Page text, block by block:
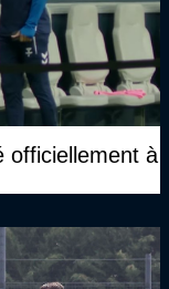
officiellement à